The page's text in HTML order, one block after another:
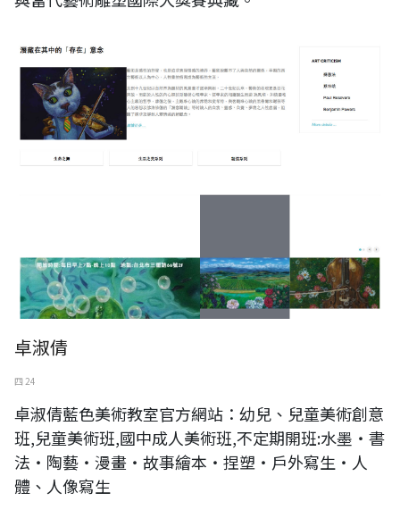
卓淑倩
四 24
卓淑倩藍色美術教室官方網站：幼兒、兒童美術創意
班,兒童美術班,國中成人美術班,不定期開班:水墨‧書
法‧陶藝‧漫畫‧故事繪本‧捏塑‧戶外寫生‧人
體、人像寫生